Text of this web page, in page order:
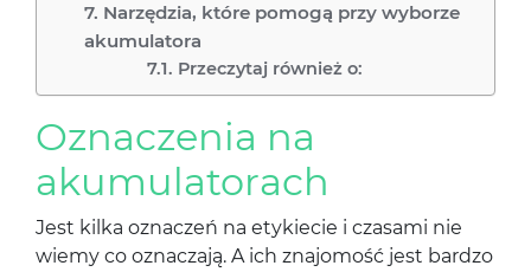
Narzędzia, które pomogą przy wyborze
akumulatora
Przeczytaj również o:
Oznaczenia na
akumulatorach
Jest kilka oznaczeń na etykiecie i czasami nie
wiemy co oznaczają. A ich znajomość jest bardzo